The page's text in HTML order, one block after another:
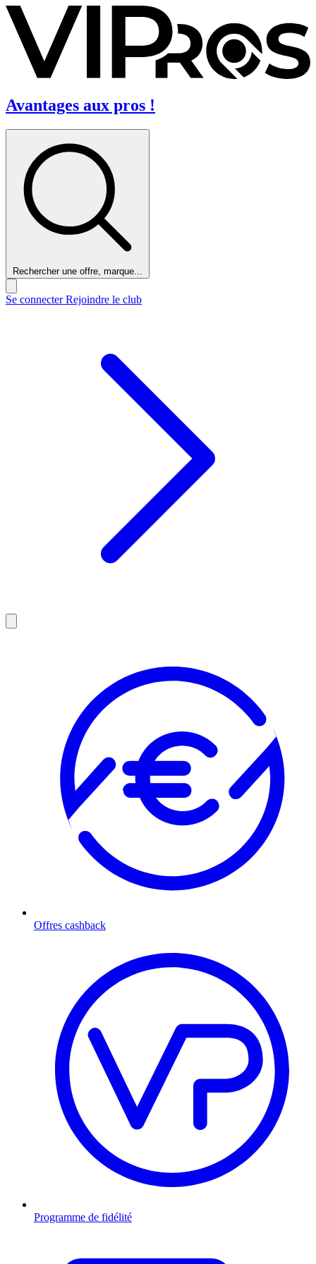
Avantages aux pros !
Rechercher une offre, marque...
Se connecterRejoindre le club
Offres cashback
Programme de fidélité